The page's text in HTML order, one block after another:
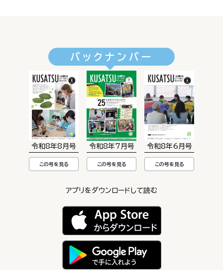
バックナンバー
令和8年8月号
この号を見る
令和8年7月号
この号を見る
令和8年6月号
この号を見る
アプリをダウンロードして読む